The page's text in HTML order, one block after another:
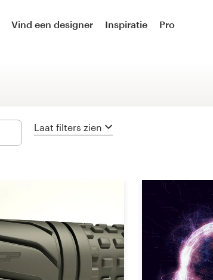
Vind een designer Inspiratie Pro
Laat filters zien
Web- & app-ontwerp
Webdesign